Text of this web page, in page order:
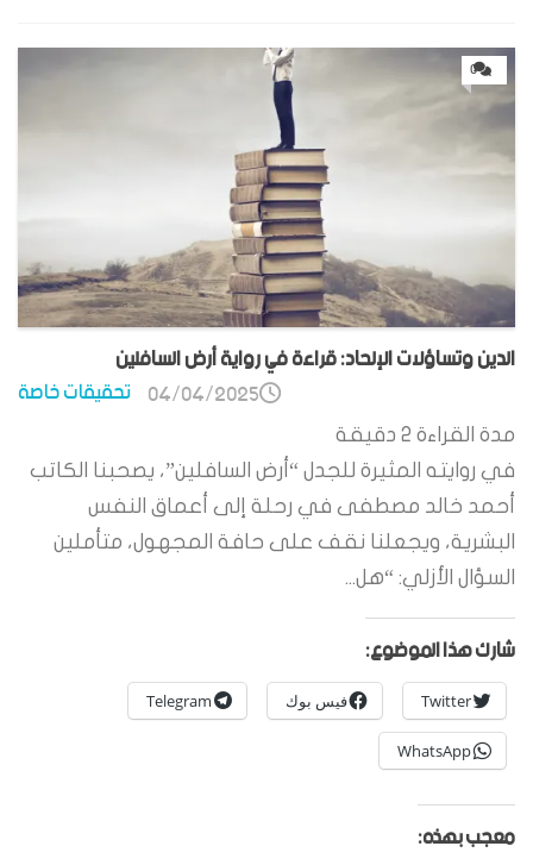
0
الدين وتساؤلات الإلحاد: قراءة في رواية أرض السافلين
تحقيقات خاصة 04/04/2025
مدة القراءة 2 دقيقة
في روايته المثيرة للجدل “أرض السافلين”، يصحبنا الكاتب
أحمد خالد مصطفى في رحلة إلى أعماق النفس
البشرية، ويجعلنا نقف على حافة المجهول، متأملين
السؤال الأزلي: “هل...
شارك هذا الموضوع:
Twitter فيس بوك Telegram
WhatsApp
معجب بهذه: